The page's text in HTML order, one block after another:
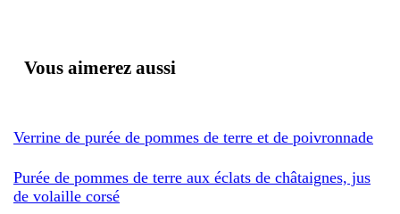
Vous aimerez aussi
Verrine de purée de pommes de terre et de poivronnade
Purée de pommes de terre aux éclats de châtaignes, jus
de volaille corsé